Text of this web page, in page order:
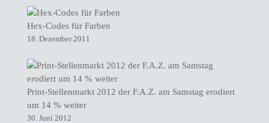
Hex-Codes für Farben
18. Dezember 2011
Print-Stellenmarkt 2012 der F.A.Z. am Samstag erodiert
um 14 % weiter
30. Juni 2012